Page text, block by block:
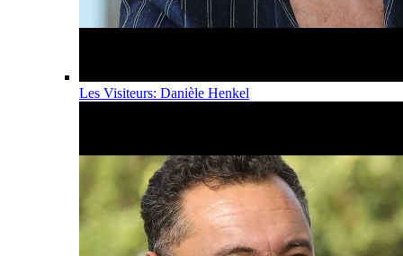
Les Visiteurs: Danièle Henkel